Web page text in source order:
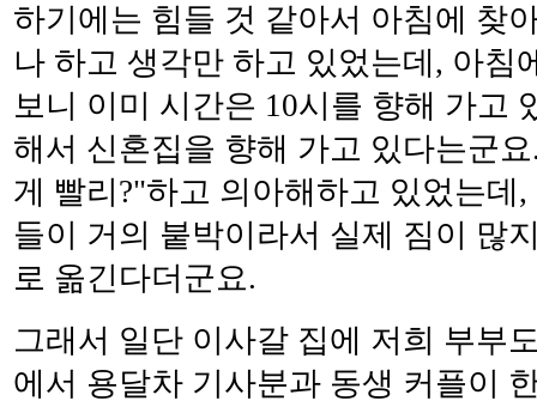
하기에는 힘들 것 같아서 아침에 찾
나 하고 생각만 하고 있었는데, 아침
보니 이미 시간은 10시를 향해 가고
해서 신혼집을 향해 가고 있다는군
게 빨리?"하고 의아해하고 있었는데
들이 거의 붙박이라서 실제 짐이 많
로 옮긴다더군요.
그래서 일단 이사갈 집에 저희 부부
에서 용달차 기사분과 동생 커플이